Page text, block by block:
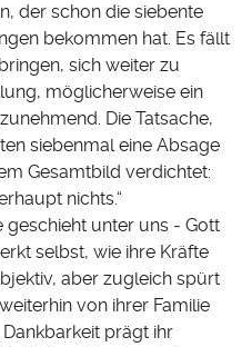
der schon die siebente
bekommen hat. Es fällt
sich weiter zu
möglicherweise ein
Die Tatsache,
siebenmal eine Absage
Gesamtbild verdichtet:
nichts.“
unter uns ‑ Gott
selbst, wie ihre Kräfte
aber zugleich spürt
von ihrer Familie
prägt ihr